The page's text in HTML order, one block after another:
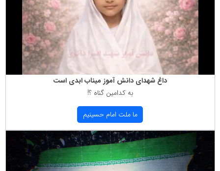
داغ شهدای دانش آموز میناب ابدی است
به كدامین گناه ؟!
ما ملت امام حسینیم